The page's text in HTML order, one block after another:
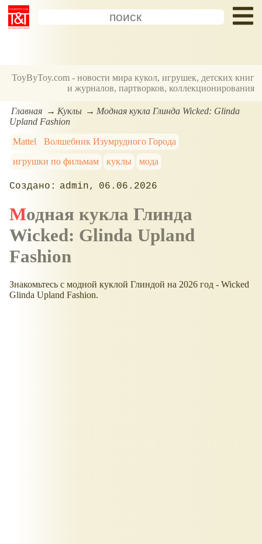
ToyByToy.com - новости мира кукол, игрушек, детских книг
и журналов, партворков, коллекционирования
Главная Куклы
Модная кукла Глинда Wicked: Glinda
Upland Fashion
Mattel
Волшебник Изумрудного Города
игрушки по фильмам
куклы мода
admin 06.06.2026
Модная кукла Глинда
Wicked: Glinda Upland
Fashion
Знакомьтесь с модной куклой Глиндой на 2026 год - Wicked
Glinda Upland Fashion.